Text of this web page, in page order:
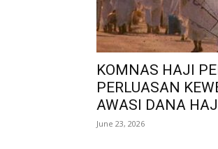
KOMNAS HAJI
PERLUASAN
AWASI DANA
June 23, 2026